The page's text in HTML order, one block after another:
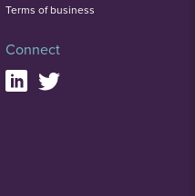
Terms of business
Connect